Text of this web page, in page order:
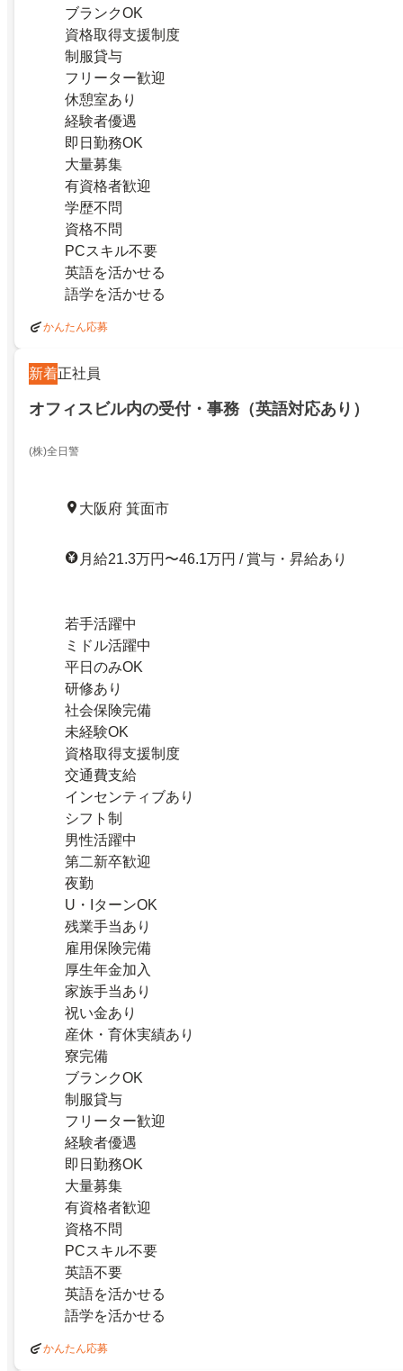
ブランクOK
資格取得支援制度
制服貸与
フリーター歓迎
休憩室あり
経験者優遇
即日勤務OK
大量募集
有資格者歓迎
学歴不問
資格不問
PCスキル不要
英語を活かせる
語学を活かせる
かんたん応募
新着正社員
オフィスビル内の受付・事務（英語対応あり）
(株)全日警
大阪府 箕面市
月給21.3万円〜46.1万円 / 賞与・昇給あり
若手活躍中
ミドル活躍中
平日のみOK
研修あり
社会保険完備
未経験OK
資格取得支援制度
交通費支給
インセンティブあり
シフト制
男性活躍中
第二新卒歓迎
夜勤
U・IターンOK
残業手当あり
雇用保険完備
厚生年金加入
家族手当あり
祝い金あり
産休・育休実績あり
寮完備
ブランクOK
制服貸与
フリーター歓迎
経験者優遇
即日勤務OK
大量募集
有資格者歓迎
資格不問
PCスキル不要
英語不要
英語を活かせる
語学を活かせる
かんたん応募